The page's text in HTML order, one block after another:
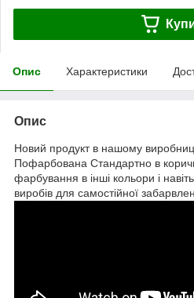
Опис Характеристики
Опис
Новий продукт в нашому
Пофарбована Стандартно в
фарбування в інші кольори і
виробів для самостійної